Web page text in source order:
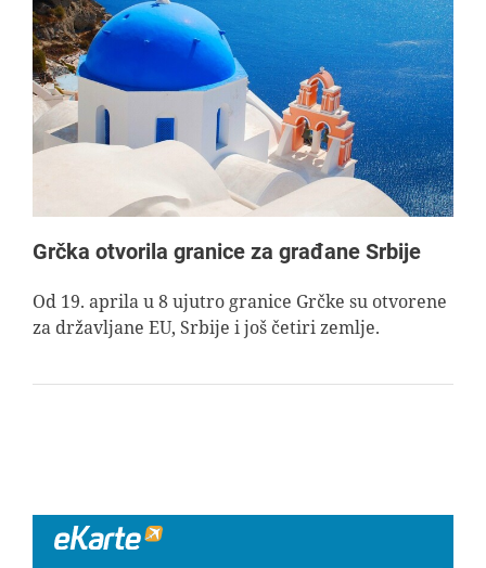
Grčka otvorila granice za građane Srbije
Od 19. aprila u 8 ujutro granice Grčke su otvorene
za državljane EU, Srbije i još četiri zemlje.